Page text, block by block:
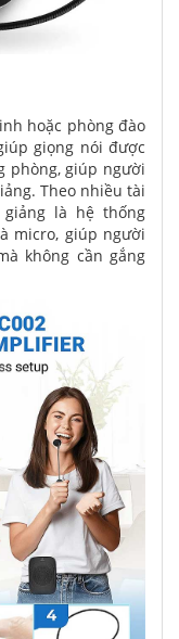
hoặc phòng đào
giọng nói được
phòng, giúp người
Theo nhiều tài
là hệ thống
micro, giúp người
không cần gắng